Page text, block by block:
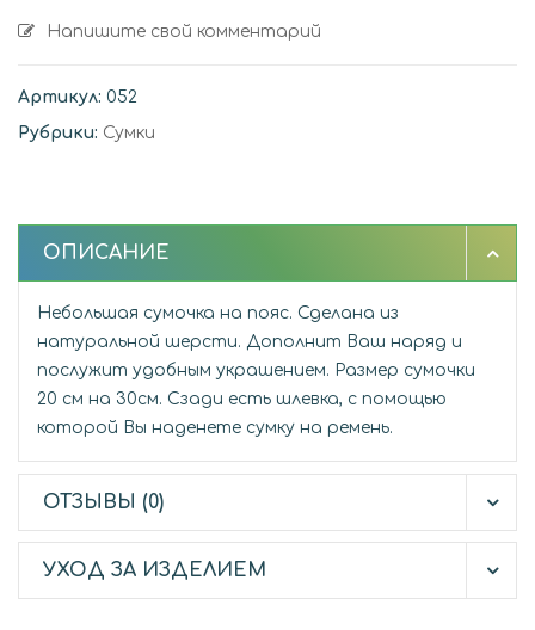
Напишите свой комментарий
Артикул: 052
Рубрики: Сумки
ОПИСАНИЕ
Небольшая сумочка на пояс. Сделана из
натуральной шерсти. Дополнит Ваш наряд и
послужит удобным украшением. Размер сумочки
20 см на 30см. Сзади есть шлевка, с помощью
которой Вы наденете сумку на ремень.
ОТЗЫВЫ (0)
УХОД ЗА ИЗДЕЛИЕМ